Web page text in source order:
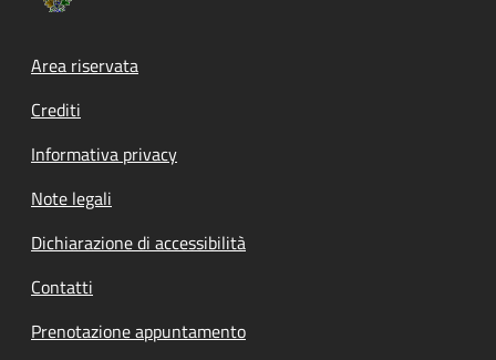
Footer menu
Area riservata
Crediti
Informativa privacy
Note legali
Dichiarazione di accessibilità
Contatti
Prenotazione appuntamento